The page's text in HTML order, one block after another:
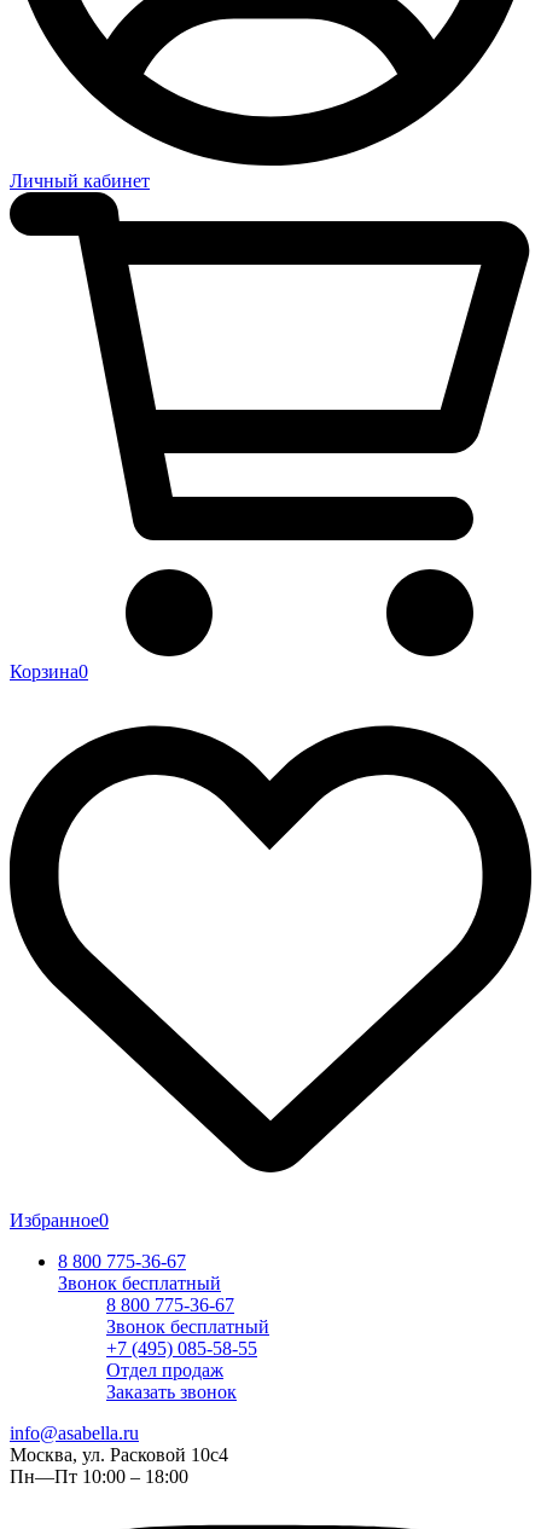
Личный кабинет
Корзина0
Избранное0
8 800 775-36-67
Звонок бесплатный
8 800 775-36-67
Звонок бесплатный
+7 (495) 085-58-55
Отдел продаж
Заказать звонок
info@asabella.ru
Москва, ул. Расковой 10с4
Пн—Пт 10:00 – 18:00